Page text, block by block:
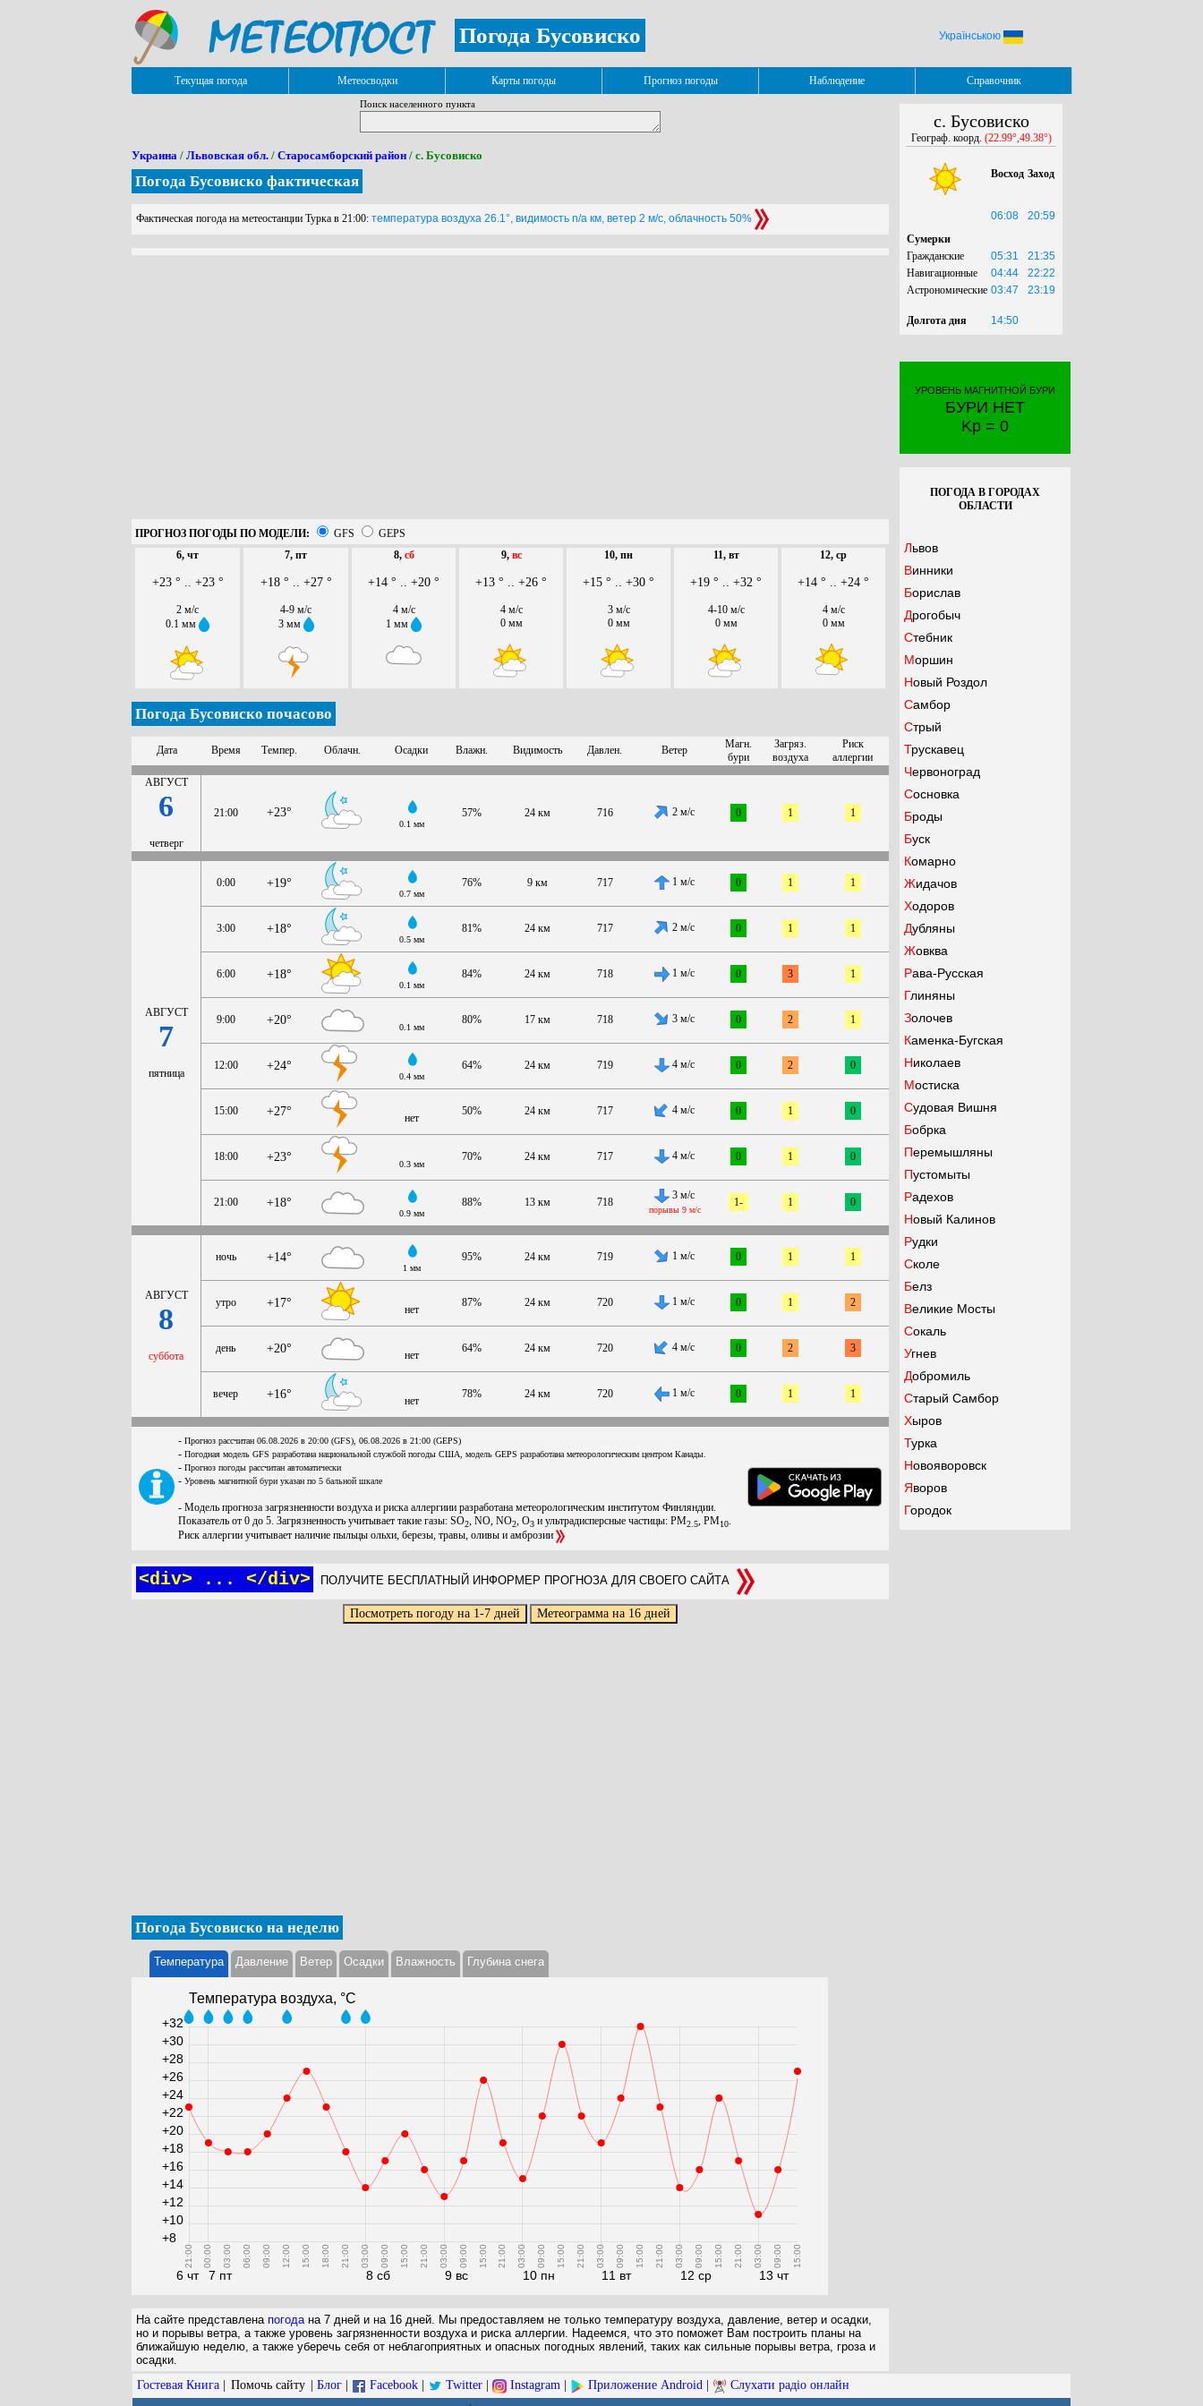
Погода Бусовиско Українською
Текущая погода Метеосводки Карты погоды Прогноз погоды Наблюдение Справочник
Поиск населенного пункта
Украина / Львовская обл. / Старосамборский район / с. Бусовиско
Погода Бусовиско фактическая
Фактическая погода на метеостанции Турка в 21:00: температура воздуха 26.1°, видимость n/a км, ветер 2 м/с, облачность 50%
ПРОГНОЗ ПОГОДЫ ПО МОДЕЛИ: GFS
GEPS
6, чт
+23 ° .. +23 °
2 м/с
0.1 мм
7, пт
+18 ° .. +27 °
4-9 м/с
3 мм
8, сб
+14 ° .. +20 °
4 м/с
1 мм
9, вс
+13 ° .. +26 °
4 м/с
0 мм
10, пн
+15 ° .. +30 °
3 м/с
0 мм
11, вт
+19 ° .. +32 °
4-10 м/с
0 мм
12, ср
+14 ° .. +24 °
4 м/с
0 мм
Погода Бусовиско почасово
Дата Время Темпер. Облачн. Осадки Влажн. Видимость Давлен. Ветер
Магн.
бури
Загряз.
воздуха
Риск
аллергии
АВГУСТ
6
четверг
21:00 +23°
0.1 мм
57% 24 км 716 2 м/с 0 1 1
АВГУСТ
7
пятница
0:00 +19°
0.7 мм
76% 9 км 717 1 м/с 0 1 1
3:00 +18°
0.5 мм
81% 24 км 717 2 м/с 0 1 1
6:00 +18°
0.1 мм
84% 24 км 718 1 м/с 0 3 1
9:00 +20°
0.1 мм
80% 17 км 718 3 м/с 0 2 1
12:00 +24°
0.4 мм
64% 24 км 719 4 м/с 0 2 0
15:00 +27° нет
50% 24 км 717 4 м/с 0 1 0
18:00 +23°
0.3 мм
70% 24 км 717 4 м/с 0 1 0
21:00 +18°
0.9 мм
88% 13 км 718
3 м/с
порывы 9 м/с
1- 1 0
АВГУСТ
8
суббота
ночь +14°
1 мм
95% 24 км 719 1 м/с 0 1 1
утро +17° нет
87% 24 км 720 1 м/с 0 1 2
день +20° нет
64% 24 км 720 4 м/с 0 2 3
вечер +16° нет
78% 24 км 720 1 м/с 0 1 1
- Прогноз рассчитан 06.08.2026 в 20:00 (GFS), 06.08.2026 в 21:00 (GEPS)
- Погодная модель GFS разработана национальной службой погоды США, модель GEPS разработана метеорологическим центром Канады.
- Прогноз погоды рассчитан автоматически
- Уровень магнитной бури указан по 5 бальной шкале
- Модель прогноза загрязненности воздуха и риска аллергиии разработана метеорологическим институтом Финляндии.
Показатель от 0 до 5. Загрязненность учитывает такие газы: SO2 , NO, NO2 , O3 и ультрадисперсные частицы: PM2.5 , PM10
Риск аллергии учитывает наличие пыльцы ольхи, березы, травы, оливы и амброзии
<div> ... </div> ПОЛУЧИТЕ БЕСПЛАТНЫЙ ИНФОРМЕР ПРОГНОЗА ДЛЯ СВОЕГО САЙТА
Погода Бусовиско на неделю
Температура Давление Ветер Осадки Влажность Глубина снега
Температура воздуха, °С
6 чт
21:00
7 пт
00:00 03:00 06:00 09:00 12:00 15:00 18:00 21:00
8 сб
03:00 09:00 15:00 21:00
9 вс
03:00 09:00 15:00 21:00
10 пн
03:00 09:00 15:00 21:00
11 вт
03:00 09:00 15:00 21:00
12 ср
03:00 09:00 15:00 21:00
13 чт
03:00 09:00 15:00
+8
+10
+12
+14
+16
+18
+20
+22
+24
+26
+28
+30
+32
На сайте представлена погода на 7 дней и на 16 дней. Мы предоставляем не только температуру воздуха, давление, ветер и осадки,
но и порывы ветра, а также уровень загрязненности воздуха и риска аллергии. Надеемся, что это поможет Вам построить планы на
ближайшую неделю, а также уберечь себя от неблагоприятных и опасных погодных явлений, таких как сильные порывы ветра, гроза и
осадки.
с. Бусовиско
Географ. коорд. (22.99°,49.38°)
Восход Заход
06:08
20:59
Сумерки
Гражданские
05:31
21:35
Навигационные
04:44
22:22
Астрономические 03:47 23:19
Долгота дня 14:50
УРОВЕНЬ МАГНИТНОЙ БУРИ
БУРИ НЕТ
Kp = 0
ПОГОДА В ГОРОДАХ
ОБЛАСТИ
Львов
Винники
Борислав
Дрогобыч
Стебник
Моршин
Новый Роздол
Самбор
Стрый
Трускавец
Червоноград
Сосновка
Броды
Буск
Комарно
Жидачов
Ходоров
Дубляны
Жовква
Рава-Русская
Глиняны
Золочев
Каменка-Бугская
Николаев
Мостиска
Судовая Вишня
Бобрка
Перемышляны
Пустомыты
Радехов
Новый Калинов
Рудки
Сколе
Белз
Великие Мосты
Сокаль
Угнев
Добромиль
Старый Самбор
Хыров
Турка
Новояворовск
Яворов
Городок
Гостевая Книга Помочь сайту Блог Facebook Twitter Instagram Приложение Android Слухати радіо онлайн